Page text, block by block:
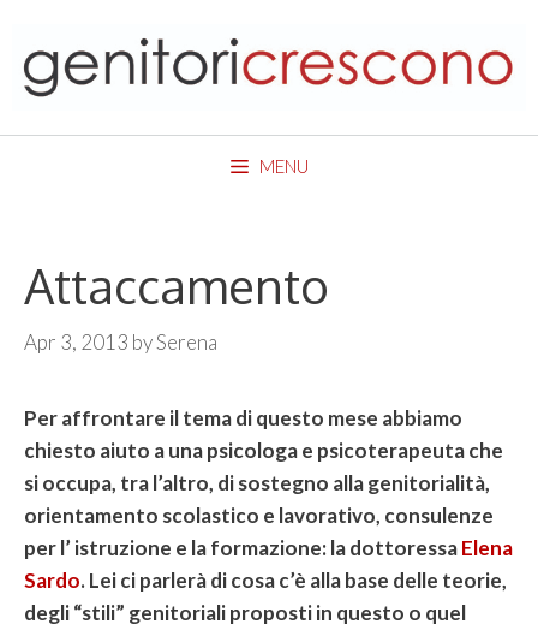
content
MENU
Attaccamento
Apr 3, 2013 bySerena
Per affrontare il tema di questo mese abbiamo
chiesto aiuto a una psicologa e psicoterapeuta che
si occupa, tra l’altro, di sostegno alla genitorialità,
orientamento scolastico e lavorativo, consulenze
per l’ istruzione e la formazione: la dottoressaElena
Sardo. Lei ci parlerà di cosa c’è alla base delle teorie,
degli “stili” genitoriali proposti in questo o quel